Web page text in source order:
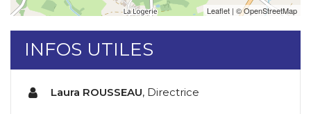
Leaflet | ©OpenStreetMap
INFOS UTILES
Laura ROUSSEAU, Directrice